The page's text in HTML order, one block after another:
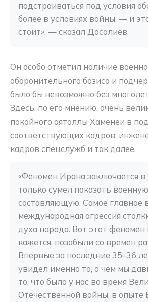
подстраиваться под условия
более в условиях войны, — и
стоит», — сказал Досалиев.
Он особо отметил наличие
оборонительного базиса и
было бы невозможно без
Здесь, по его мнению, очень
покойного аятоллы Хаменеи в
соответствующих кадров:
кадров спецслужб и так далее.
«Феномен Ирана заключается в
только сумел показать военную
составляющую. Самое главное
международная агрессия
духа народа. Вот этот феномен
кажется, позабыли со времен
Впервые за последние 35–36
увидел именно то, о чем мы
то, что было у нас во время
Отечественной войны, в опыте